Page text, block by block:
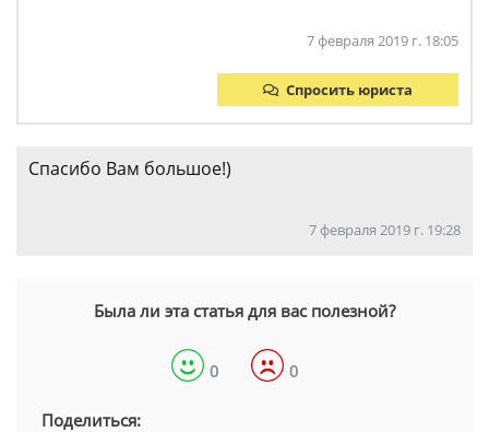
7 февраля 2019 г. 18:05
Спросить юриста
Cпасибо Вам большое!)
7 февраля 2019 г. 19:28
Была ли эта статья для вас полезной?
0 0
Поделиться: